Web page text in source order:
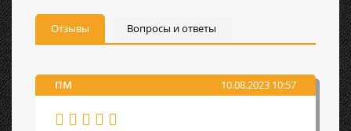
Отзывы Вопросы и ответы
ПМ 10.08.2023 10:57